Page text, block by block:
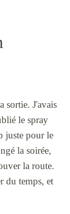
sortie. J'avais
le spray
juste pour le
la soirée,
la route.
du temps, et